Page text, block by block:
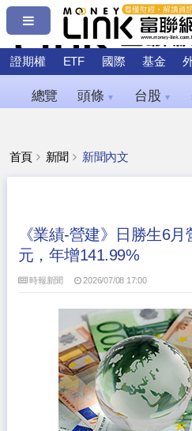
證期權 ETF 國際 基金
總覽 頭條 ▼ 台股 ▼
首頁 新聞 新聞內文
《業績-營建》日勝生6
元，年增141.99%
時報新聞 2026/07/08 17:00